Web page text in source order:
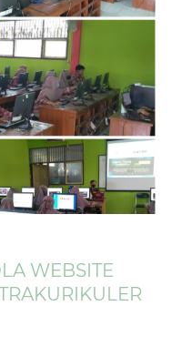
WEBSITE